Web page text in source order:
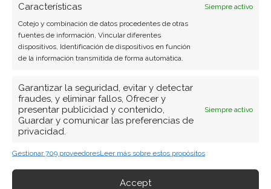
Características
Siempre activo
Cotejo y combinación de datos procedentes de otras
fuentes de información, Vincular diferentes
dispositivos, Identificación de dispositivos en función
de la información transmitida de forma automática.
Garantizar la seguridad, evitar y detectar
fraudes, y eliminar fallos, Ofrecer y
presentar publicidad y contenido,
Guardar y comunicar las preferencias de
privacidad.
Siempre activo
Gestionar 709 proveedoresLeer más sobre estos propósitos
Accept